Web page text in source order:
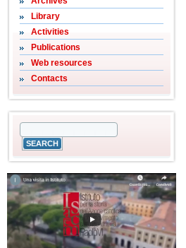
Library
Activities
Publications
Web resources
Contacts